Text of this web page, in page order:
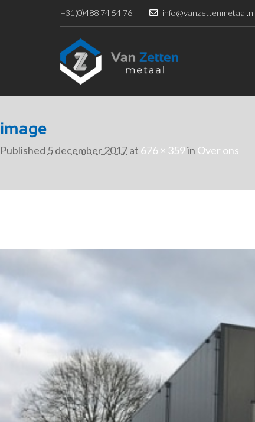
+31(0)488 74 54 76 info@vanzettenmetaal.nl
image
Published 5 december 2017at 676 × 359in Over ons